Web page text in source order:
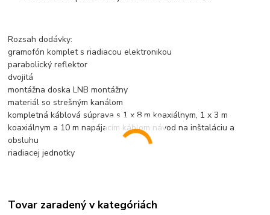
Rozsah dodávky:
gramofón komplet s riadiacou elektronikou
parabolický reflektor
dvojitá
montážna doska LNB montážny
materiál so strešným kanálom
kompletná káblová súprava s 1 x 8 m koaxiálnym, 1 x 3 m
koaxiálnym a 10 m napájacím káblom návod na inštaláciu a
obsluhu
riadiacej jednotky
Tovar zaradený v kategóriách